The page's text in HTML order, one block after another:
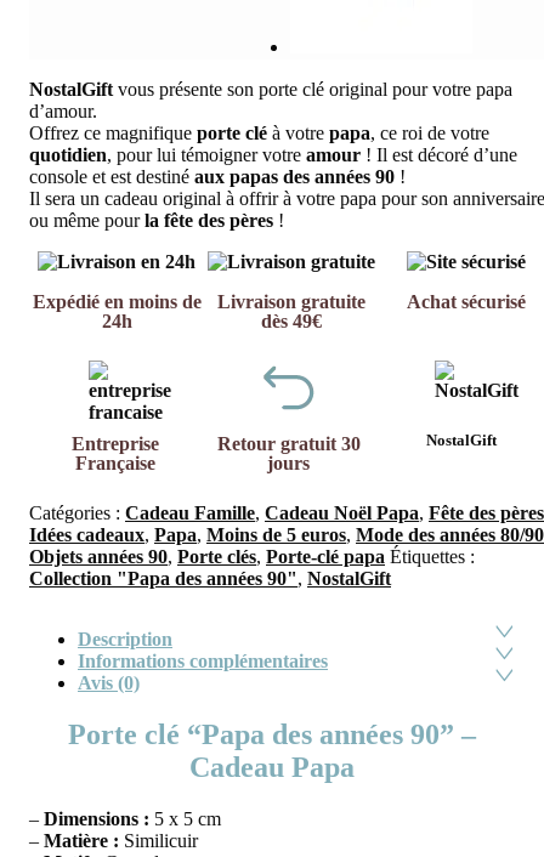
NostalGift vous présente son porte clé original pour votre papa
d’amour.
Offrez ce magnifique porte clé à votre papa, ce roi de votre
quotidien, pour lui témoigner votre amour ! Il est décoré d’une
console et est destiné aux papas des années 90 !
Il sera un cadeau original à offrir à votre papa pour son anniversaire
ou même pourla fête des pères !
Expédié en moins de
24h
Livraison gratuite
dès 49€
Achat sécurisé
Entreprise
Française
Retour gratuit 30
jours
NostalGift
Catégories : Cadeau Famille, Cadeau Noël Papa, Fête des pères
Idées cadeaux, Papa, Moins de 5 euros, Mode des années 80/90
Objets années 90, Porte clés, Porte-clé papa Étiquettes :
Collection "Papa des années 90", NostalGift
Description
Informations complémentaires
Avis (0)
Porte clé “Papa des années 90” –
Cadeau Papa
– Dimensions : 5 x 5 cm
– Matière : Similicuir